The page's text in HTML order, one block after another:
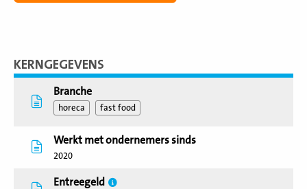
KERNGEGEVENS
Branche
horeca fast food
Werkt met ondernemers sinds
2020
Entreegeld